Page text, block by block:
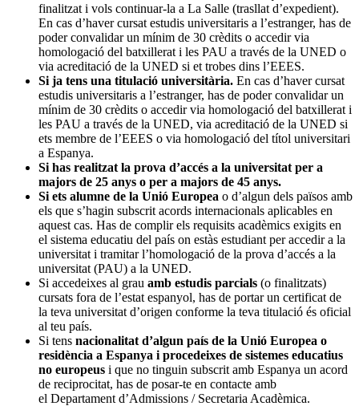
finalitzat i vols continuar-la a La Salle (trasllat d’expedient).
En cas d’haver cursat estudis universitaris a l’estranger, has de
poder convalidar un mínim de 30 crèdits o accedir via
homologació del batxillerat i les PAU a través de la UNED o
via acreditació de la UNED si et trobes dins l’EEES.
Si ja tens una titulació universitària. En cas d’haver cursat
estudis universitaris a l’estranger, has de poder convalidar un
mínim de 30 crèdits o accedir via homologació del batxillerat i
les PAU a través de la UNED, via acreditació de la UNED si
ets membre de l’EEES o via homologació del títol universitari
a Espanya.
Si has realitzat la prova d’accés a la universitat per a
majors de 25 anys o per a majors de 45 anys.
Si ets alumne de la Unió Europea o d’algun dels països amb
els que s’hagin subscrit acords internacionals aplicables en
aquest cas. Has de complir els requisits acadèmics exigits en
el sistema educatiu del país on estàs estudiant per accedir a la
universitat i tramitar l’homologació de la prova d’accés a la
universitat (PAU) a la UNED.
Si accedeixes al grau amb estudis parcials (o finalitzats)
cursats fora de l’estat espanyol, has de portar un certificat de
la teva universitat d’origen conforme la teva titulació és oficial
al teu país.
Si tens nacionalitat d’algun país de la Unió Europea o
residència a Espanya i procedeixes de sistemes educatius
no europeus i que no tinguin subscrit amb Espanya un acord
de reciprocitat, has de posar-te en contacte amb
el Departament d’Admissions / Secretaria Acadèmica.